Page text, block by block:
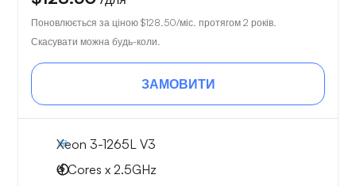
Поновлюється за ціною $128.50/міс. протягом 2 років.
Скасувати можна будь-коли.
ЗАМОВИТИ
Xeon 3-1265L V3
4 Cores x 2.5GHz